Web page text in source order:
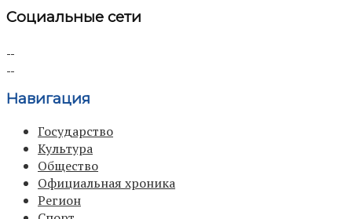
Социальные сети
Навигация
Государство
Культура
Общество
Официальная хроника
Регион